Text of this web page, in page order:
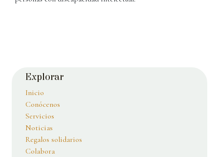
​Explorar
Inicio
Conócenos
Servicios
Noticias
Regalos solidarios
Colabora